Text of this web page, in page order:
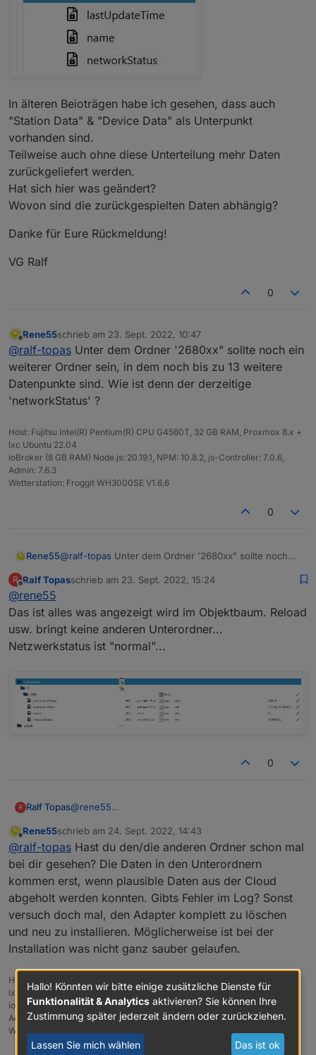
In älteren Beioträgen habe ich gesehen, dass auch
"Station Data" & "Device Data" als Unterpunkt
vorhanden sind.
Teilweise auch ohne diese Unterteilung mehr Daten
zurückgeliefert werden.
Hat sich hier was geändert?
Wovon sind die zurückgespielten Daten abhängig?
Danke für Eure Rückmeldung!
VG Ralf
0
Offline
Rene55schrieb am 23. Sept. 2022, 10:47
zuletzt editiert von
@ralf-topas Unter dem Ordner '2680xx" sollte noch ein
weiterer Ordner sein, in dem noch bis zu 13 weitere
Datenpunkte sind. Wie ist denn der derzeitige
'networkStatus' ?
Host: Fujitsu Intel(R) Pentium(R) CPU G4560T, 32 GB RAM, Proxmox 8.x +
lxc Ubuntu 22.04
ioBroker (8 GB RAM) Node.js: 20.19.1, NPM: 10.8.2, js-Controller: 7.0.6,
Admin: 7.6.3
Wetterstation: Froggit WH3000SE V1.6.6
0
Rene55@ralf-topas Unter dem Ordner '2680xx" sollte noch
weitere Datenpunkte sind. Wie ist denn der derzeitige
R
Offline
Ralf Topasschrieb am 23. Sept. 2022, 15:24
zuletzt editiert von
@rene55
Das ist alles was angezeigt wird im Objektbaum. Reload
usw. bringt keine anderen Unterordner...
Netzwerkstatus ist "normal"...
0
R Ralf Topas@rene55
Reload usw. bringt keine anderen Unterordner...
Netzwerkstatus ist "normal"...
Offline
Rene55schrieb am 24. Sept. 2022, 14:43
zuletzt editiert von
@ralf-topas Hast du den/die anderen Ordner schon mal
bei dir gesehen? Die Daten in den Unterordnern
kommen erst, wenn plausible Daten aus der Cloud
abgeholt werden konnten. Gibts Fehler im Log? Sonst
versuch doch mal, den Adapter komplett zu löschen
und neu zu installieren. Möglicherweise ist bei der
Installation was nicht ganz sauber gelaufen.
Host: Fujitsu Intel(R) Pentium(R) CPU G4560T, 32 GB RAM, Proxmox 8.x +
lxc Ubuntu 22.04
ioBroker (8 GB RAM) Node.js: 20.19.1, NPM: 10.8.2, js-Controller: 7.0.6,
Admin: 7.6.3
Wetterstation: Froggit WH3000SE V1.6.6
Hallo! Könnten wir bitte einige zusätzliche Dienste für
Funktionalität & Analytics aktivieren? Sie können Ihre
Zustimmung später jederzeit ändern oder zurückziehen.
Lassen Sie mich wählen Das ist ok